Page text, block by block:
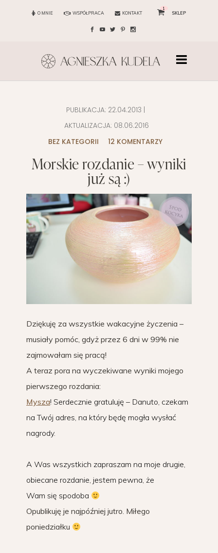
O MNIE WSPÓŁPRACA KONTAKT
1
SKLEP
PUBLIKACJA: 22.04.2013
AKTUALIZACJA: 08.06.2016
BEZ KATEGORII
12 KOMENTARZY
Morskie rozdanie – wyniki
już są :)
Dziękuję za wszystkie wakacyjne życzenia –
musiały pomóc, gdyż przez 6 dni w 99% nie
zajmowałam się pracą!
A teraz pora na wyczekiwane wyniki mojego
pierwszego rozdania:
Mysza! Serdecznie gratuluję – Danuto, czekam
na Twój adres, na który będę mogła wysłać
nagrody.
A Was wszystkich zapraszam na moje drugie,
obiecane rozdanie, jestem pewna, że
Wam się spodoba
Opublikuję je najpóźniej jutro. Miłego
poniedziałku